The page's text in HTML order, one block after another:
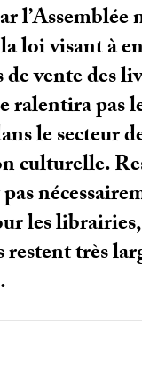
l’Assemblée
loi visant à
vente des
ralentira pas
le secteur
culturelle.
pas
les
restent très